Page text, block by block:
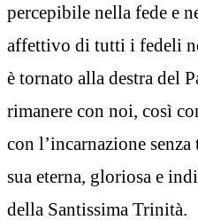
percepibile nella fede e
affettivo di tutti i fedeli
è tornato alla destra del
rimanere con noi, così
con l’incarnazione
sua eterna, gloriosa e
della Santissima Trinità.